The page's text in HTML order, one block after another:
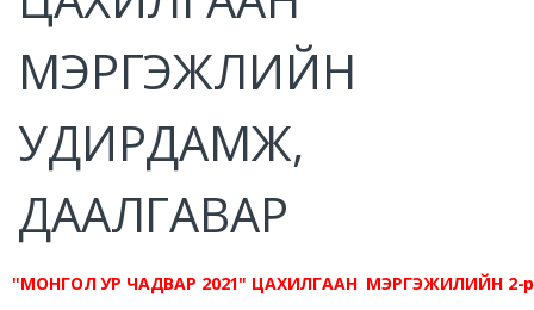
МЭРГЭЖЛИЙН
УДИРДАМЖ,
ДААЛГАВАР
"МОНГОЛ УР ЧАДВАР 2021" ЦАХИЛГААН МЭРГЭЖИЛИЙН